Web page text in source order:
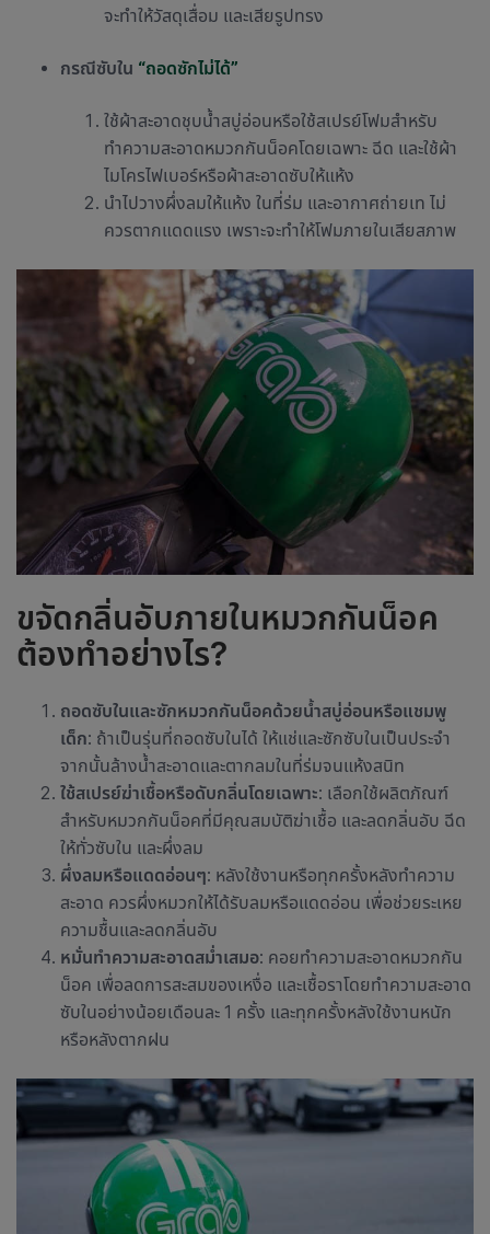
จะทำให้วัสดุเสื่อม และเสียรูปทรง
กรณีซับใน “ถอดซักไม่ได้”
ใช้ผ้าสะอาดชุบน้ำสบู่อ่อนหรือใช้สเปรย์โฟมสำหรับ
ทำความสะอาดหมวกกันน็อคโดยเฉพาะ ฉีด และใช้ผ้า
ไมโครไฟเบอร์หรือผ้าสะอาดซับให้แห้ง
นำไปวางผึ่งลมให้แห้ง ในที่ร่ม และอากาศถ่ายเท ไม่
ควรตากแดดแรง เพราะจะทำให้โฟมภายในเสียสภาพ
ขจัดกลิ่นอับภายในหมวกกันน็อค
ต้องทำอย่างไร?
ถอดซับในและซักหมวกกันน็อคด้วยน้ำสบู่อ่อนหรือแชมพู
เด็ก: ถ้าเป็นรุ่นที่ถอดซับในได้ ให้แช่และซักซับในเป็นประจำ
จากนั้นล้างน้ำสะอาดและตากลมในที่ร่มจนแห้งสนิท
ใช้สเปรย์ฆ่าเชื้อหรือดับกลิ่นโดยเฉพาะ: เลือกใช้ผลิตภัณฑ์
สำหรับหมวกกันน็อคที่มีคุณสมบัติฆ่าเชื้อ และลดกลิ่นอับ ฉีด
ให้ทั่วซับใน และผึ่งลม
ผึ่งลมหรือแดดอ่อนๆ: หลังใช้งานหรือทุกครั้งหลังทำความ
สะอาด ควรผึ่งหมวกให้ได้รับลมหรือแดดอ่อน เพื่อช่วยระเหย
ความชื้นและลดกลิ่นอับ
หมั่นทำความสะอาดสม่ำเสมอ: คอยทำความสะอาดหมวกกัน
น็อค เพื่อลดการสะสมของเหงื่อ และเชื้อราโดยทำความสะอาด
ซับในอย่างน้อยเดือนละ 1 ครั้ง และทุกครั้งหลังใช้งานหนัก
หรือหลังตากฝน